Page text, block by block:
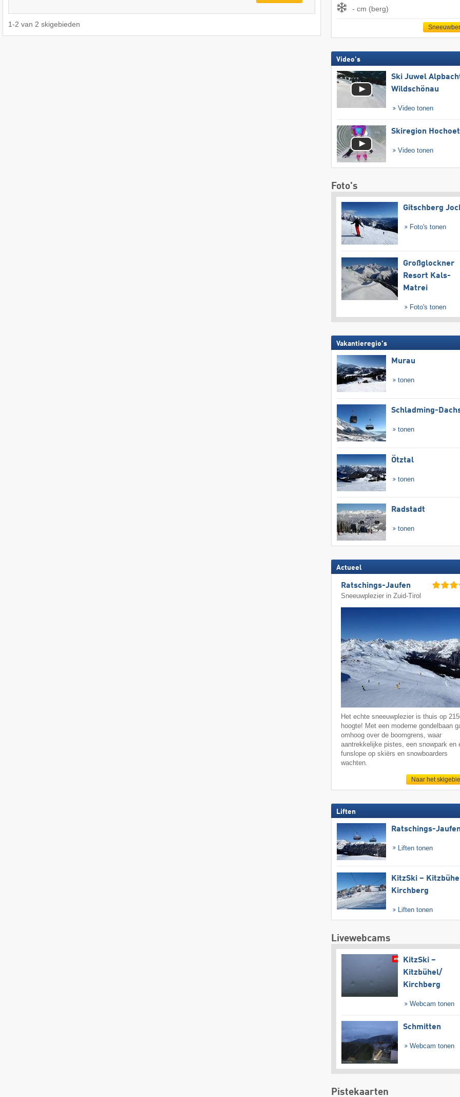
1-2 van 2 skigebieden
- cm (berg)
Video's
Ski Juwel
Wildschönau
Video tonen
Skiregion
Video tonen
Foto's
Gitschberg
Foto's tonen
Großglockner
Resort Kals-
Matrei
Foto's tonen
Vakantieregio's
Murau
tonen
Schladming-
tonen
Ötztal
tonen
Radstadt
tonen
Actueel
Ratschings-Jaufen
Sneeuwplezier in Zuid-Tirol
Het echte sneeuwplezier is thuis op
hoogte! Met een moderne gondelbaan
omhoog over de boomgrens, waar
aantrekkelijke pistes, een snowpark en
funslope op skiërs en snowboarders
wachten.
Naar het
Liften
Ratschings-
Liften tonen
KitzSki –
Kirchberg
Liften tonen
Livewebcams
KitzSki –
Kitzbühel/​
Kirchberg
Webcam tonen
Schmitten
Webcam tonen
Pistekaarten